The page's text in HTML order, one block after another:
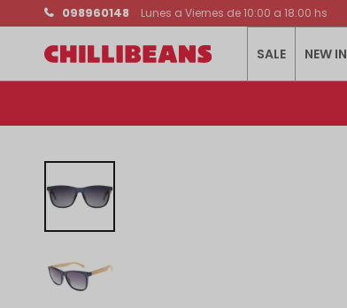
SALE NEW IN
098960148 Lunes a Viernes de 10:00 a 18:00 hs